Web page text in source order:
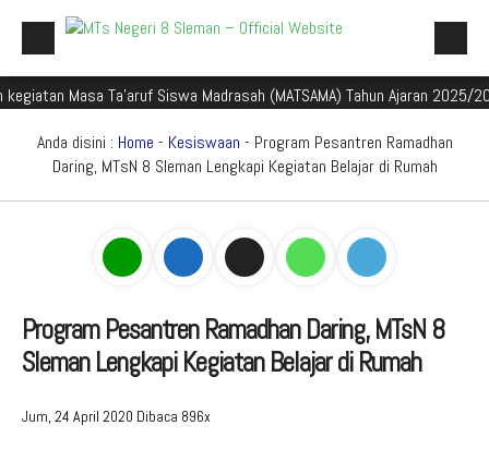
Beranda
Profil Madrasah
Aplikasi Madrasah
PMBM
Perpustakaan Madyadesta
Ta'aruf Siswa Madrasah (MATSAMA) Tahun Ajaran 2025/2026
Anda disini : Home - Kesiswaan - Program Pesantren Ramadhan
Daring, MTsN 8 Sleman Lengkapi Kegiatan Belajar di Rumah
Program Pesantren Ramadhan Daring, MTsN 8
Sleman Lengkapi Kegiatan Belajar di Rumah
Jum, 24 April 2020 Dibaca 896x